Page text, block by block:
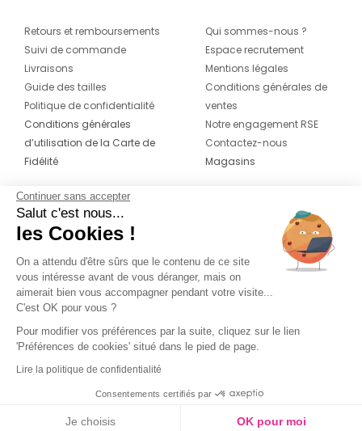
Retours et remboursements
Suivi de commande
Livraisons
Guide des tailles
Politique de confidentialité
Conditions générales
d’utilisation de la Carte de
Fidélité
Qui sommes-nous ?
Espace recrutement
Mentions légales
Conditions générales de
ventes
Notre engagement RSE
Contactez-nous
Magasins
CONTACT
04 42 20 78 42
Du lundi au jeudi de 8h30 à 16h30 & le
vendredi de 8h30 à 15h30
Continuer sans accepter
Salut c'est nous...
les Cookies !
On a attendu d'être sûrs que le contenu de ce site
vous intéresse avant de vous déranger, mais on
aimerait bien vous accompagner pendant votre visite...
C'est OK pour vous ?
Pour modifier vos préférences par la suite, cliquez sur le lien
'Préférences de cookies' situé dans le pied de page.
Lire la politique de confidentialité
Consentements certifiés par
Je choisis OK pour moi